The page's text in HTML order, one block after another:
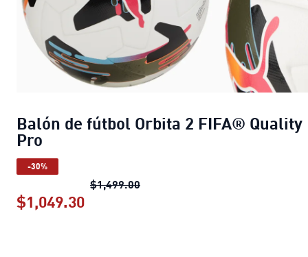
Balón de fútbol Orbita 2 FIFA® Quality
Pro
-30%
$1,499.00Balón de fútbol Orbita 2 FIFA®
$1,049.30